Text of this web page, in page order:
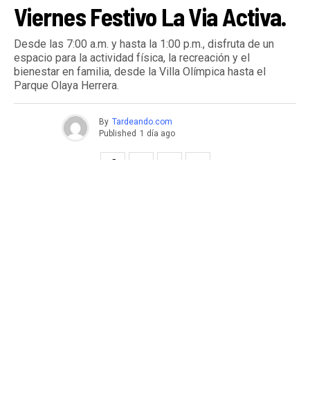
Viernes Festivo La Via Activa.
Desde las 7:00 a.m. y hasta la 1:00 p.m., disfruta de un
espacio para la actividad física, la recreación y el
bienestar en familia, desde la Villa Olímpica hasta el
Parque Olaya Herrera.
By Tardeando.com
Published 1 día ago